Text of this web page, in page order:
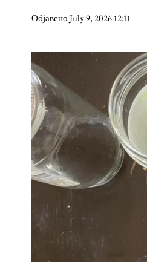
Објавено July 9, 2026 12:11